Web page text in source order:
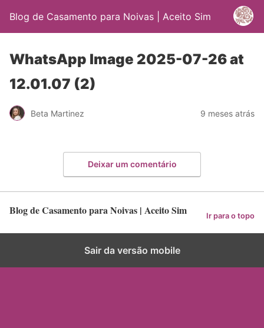
Blog de Casamento para Noivas | Aceito Sim
WhatsApp Image 2025-07-26 at
12.01.07 (2)
Beta Martinez 9 meses atrás
Deixar um comentário
Blog de Casamento para Noivas | Aceito Sim Ir para o topo
Sair da versão mobile